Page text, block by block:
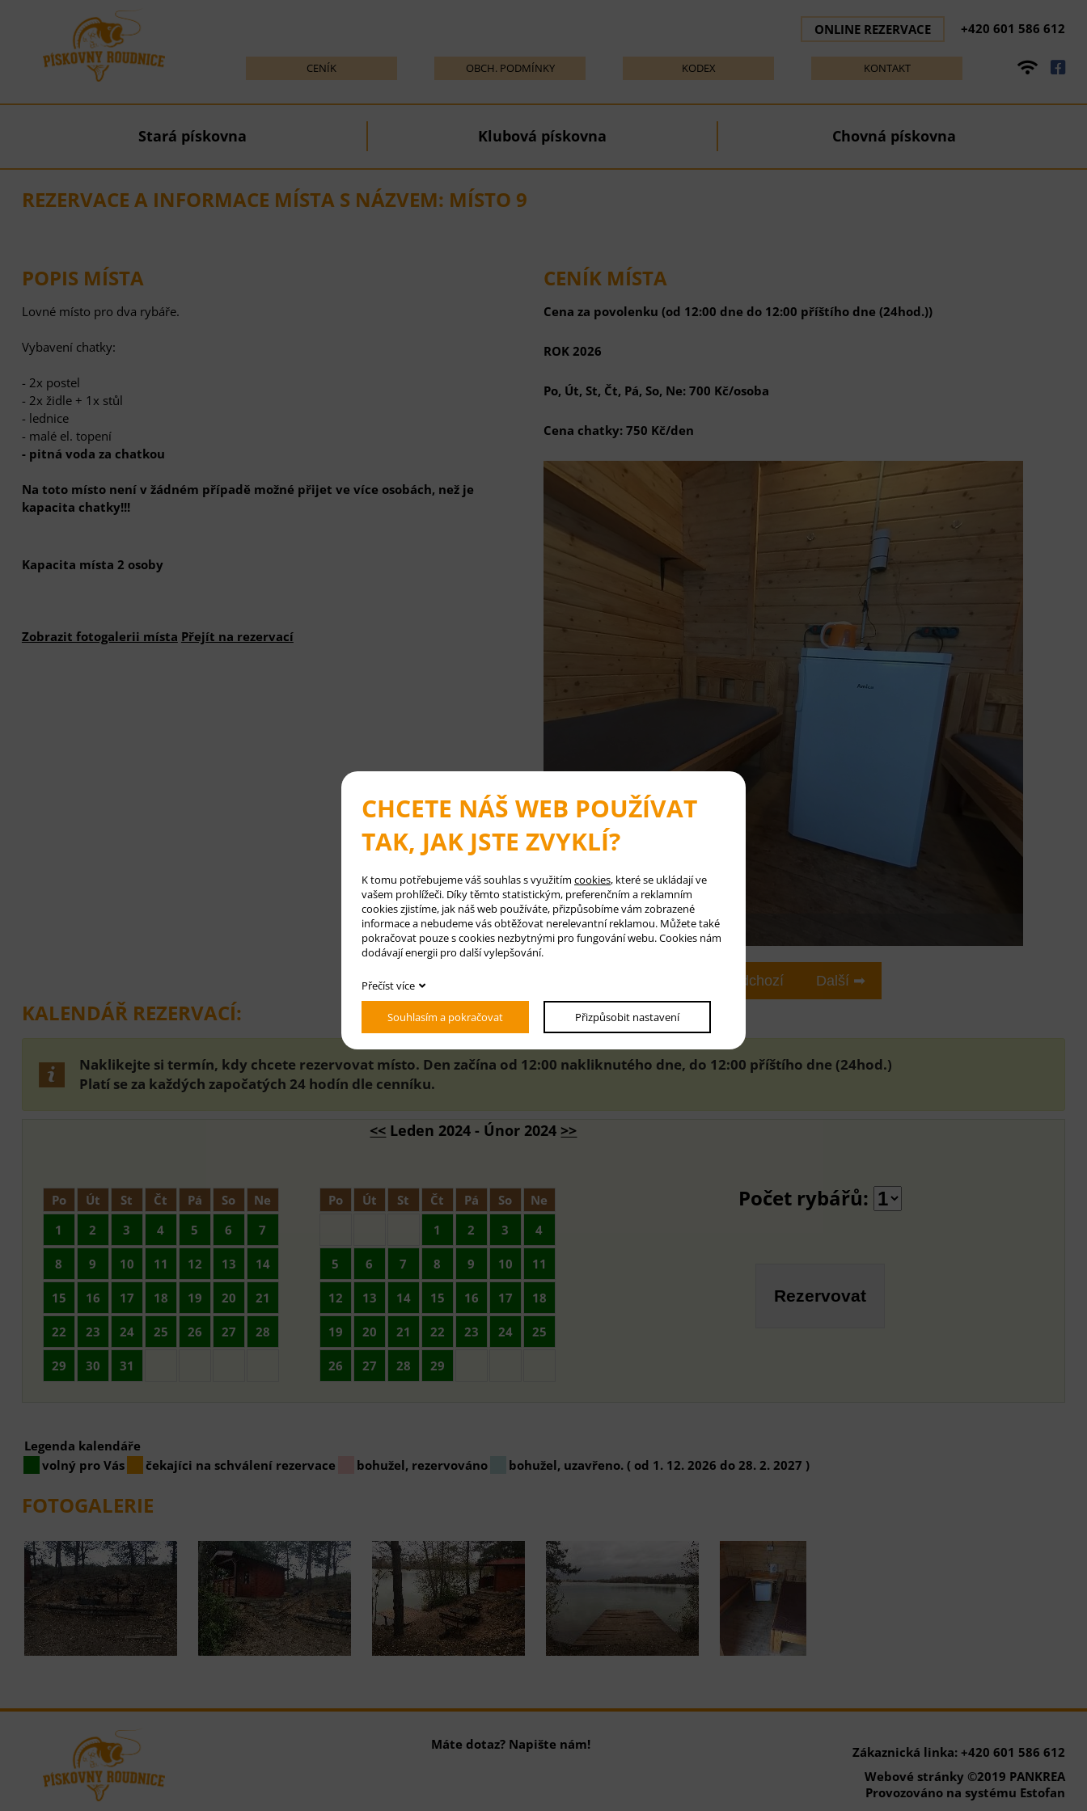
ONLINE REZERVACE +420 601 586 612
CENÍK OBCH. PODMÍNKY KODEX KONTAKT
Stará pískovna Klubová pískovna Chovná pískovna
REZERVACE A INFORMACE MÍSTA S NÁZVEM: MÍSTO 9
POPIS MÍSTA
Lovné místo pro dva rybáře.
Vybavení chatky:
- 2x postel
- 2x židle + 1x stůl
- lednice
- malé el. topení
- pitná voda za chatkou
Na toto místo není v žádném případě možné přijet ve více osobách, než je
kapacita chatky!!!
Kapacita místa 2 osoby
Zobrazit fotogalerii místa Přejít na rezervací
CENÍK MÍSTA
Cena za povolenku (od 12:00 dne do 12:00 příštího dne (24hod.))
ROK 2026
Po, Út, St, Čt, Pá, So, Ne: 700 Kč/osoba
Cena chatky: 750 Kč/den
⬅ Předchozí Další ➡
KALENDÁŘ REZERVACÍ:
Naklikejte si termín, kdy chcete rezervovat místo. Den začína od 12:00 nakliknutého dne, do 12:00 příštího dne (24hod.)
Platí se za každých započatých 24 hodín dle cenníku.
<< Leden 2024 - Únor 2024 >>
Po Út St Čt Pá So
Ne
1
2 3 4 5 6 7
8 9 10 11 12 13 14
15 16 17 18 19 20 21
22 23 24 25 26 27 28
29 30 31
Po Út St Čt Pá So
Ne
1
2 3 4
5 6 7 8 9 10 11
12 13 14 15 16 17 18
19 20 21 22 23 24 25
26 27 28 29
Počet rybářů:
Legenda kalendáře
volný pro Vás
čekajíci na schválení rezervace bohužel, rezervováno bohužel, uzavřeno. ( od 1. 12. 2026 do 28. 2. 2027 )
FOTOGALERIE
Máte dotaz? Napište nám!
Zákaznická linka: +420 601 586 612
Webové stránky ©2019 PANKREA
Provozováno na systému Estofan
CHCETE NÁŠ WEB POUŽÍVAT
TAK, JAK JSTE ZVYKLÍ?
K tomu potřebujeme váš souhlas s využitím cookies, které se ukládají ve
vašem prohlížeči. Díky těmto statistickým, preferenčním a reklamním
cookies zjistíme, jak náš web používáte, přizpůsobíme vám zobrazené
informace a nebudeme vás obtěžovat nerelevantní reklamou. Můžete také
pokračovat pouze s cookies nezbytnými pro fungování webu. Cookies nám
dodávají energii pro další vylepšování.
Přečíst více
Souhlasím a pokračovat Přizpůsobit nastavení